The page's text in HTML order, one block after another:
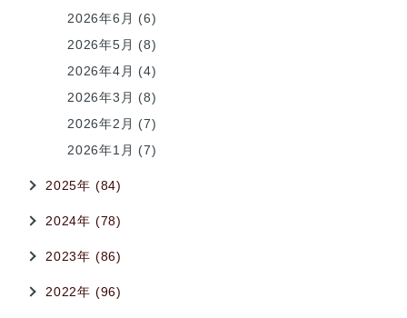
2026年6月 (6)
2026年5月 (8)
2026年4月 (4)
2026年3月 (8)
2026年2月 (7)
2026年1月 (7)
2025年 (84)
2024年 (78)
2023年 (86)
2022年 (96)